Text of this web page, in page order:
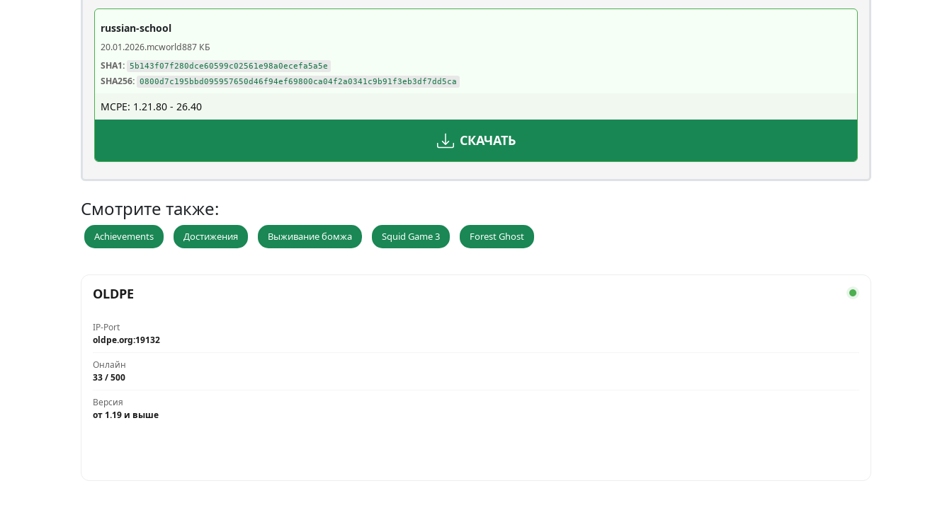
russian-school
20.01.2026.mcworld887 КБ
SHA1: 5b143f07f280dce60599c02561e98a0ecefa5a5e
SHA256: 0800d7c195bbd095957650d46f94ef69800ca04f2a0341c9b91f3eb3df7dd5ca
MCPE: 1.21.80 - 26.40
СКАЧАТЬ
Смотрите также:
Achievements Достижения Выживание бомжа Squid Game 3 Forest Ghost
OLDPE
IP-Port
oldpe.org:19132
Онлайн
33 / 500
Версия
от 1.19 и выше